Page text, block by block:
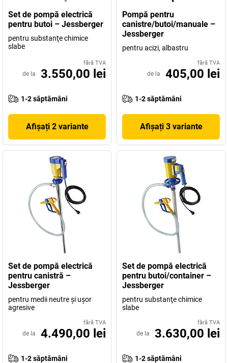
Set de pompă electrică
pentru butoi – Jessberger
pentru substanţe chimice
slabe
fără TVA
de la 3.550,00 lei
1-2 săptămâni
Afișați 2 variante
Pompă pentru
canistre/butoi/manuale –
Jessberger
pentru acizi, albastru
fără TVA
de la 405,00 lei
1-2 săptămâni
Afișați 3 variante
Set de pompă electrică
pentru canistră –
Jessberger
pentru medii neutre şi uşor
agresive
fără TVA
de la 4.490,00 lei
1-2 săptămâni
Set de pompă electrică
pentru butoi/container –
Jessberger
pentru substanţe chimice
slabe
fără TVA
de la 3.630,00 lei
1-2 săptămâni